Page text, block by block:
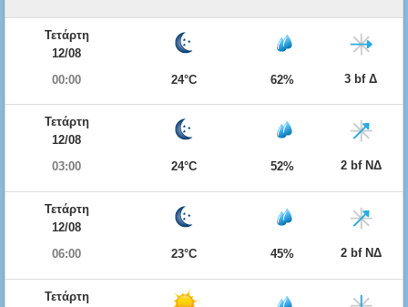
Τετάρτη
12/08
00:00
24°C 62% 3 bf Δ
Τετάρτη
12/08
03:00
24°C 52% 2 bf ΝΔ
Τετάρτη
12/08
06:00
23°C 45% 2 bf ΝΔ
Τετάρτη